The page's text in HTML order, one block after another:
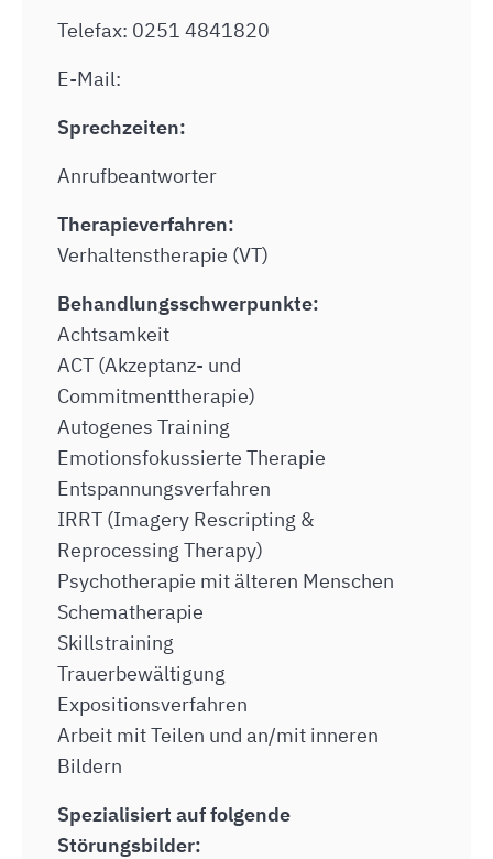
Telefax: 0251 4841820
E-Mail:
Sprechzeiten:
Anrufbeantworter
Therapieverfahren:
Verhaltenstherapie (VT)
Behandlungsschwerpunkte:
Achtsamkeit
ACT (Akzeptanz- und
Commitmenttherapie)
Autogenes Training
Emotionsfokussierte Therapie
Entspannungsverfahren
IRRT (Imagery Rescripting &
Reprocessing Therapy)
Psychotherapie mit älteren Menschen
Schematherapie
Skillstraining
Trauerbewältigung
Expositionsverfahren
Arbeit mit Teilen und an/mit inneren
Bildern
Spezialisiert auf folgende
Störungsbilder: